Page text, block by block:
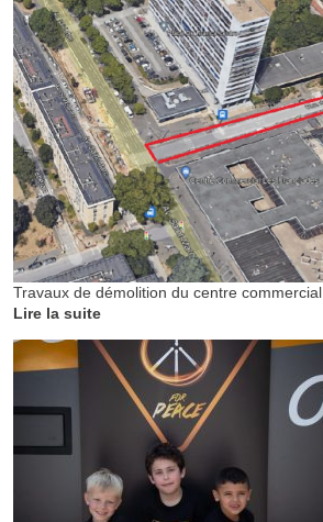
Travaux de démolition du centre commercial
Lire la suite